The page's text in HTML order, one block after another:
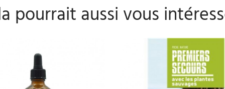
pourrait aussi vous